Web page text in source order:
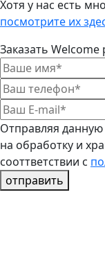
Хотя у нас есть
посмотрите их
Заказать Welcome
Отправляя
на обработку и
сооттветствии с
отправить